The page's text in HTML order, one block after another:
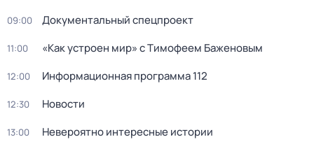
09:00 Документальный спецпроект
11:00 «Как устроен мир» с Тимофеем Баженовым
12:00 Информационная программа 112
12:30 Новости
13:00 Невероятно интересные истории